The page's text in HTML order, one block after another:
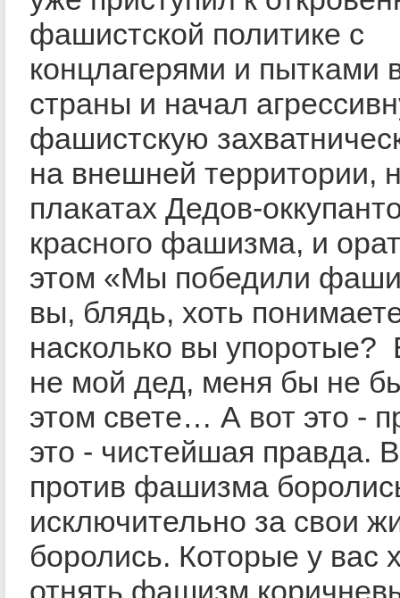
фашистской политике с
концлагерями и пытками
страны и начал
фашистскую
на внешней территории,
плакатах Дедов-
красного фашизма, и
этом «Мы победили
вы, блядь, хоть
насколько вы упоротые?
не мой дед, меня бы не
этом свете… А вот это -
это - чистейшая правда.
против фашизма
исключительно за свои
боролись. Которые у вас
отнять фашизм